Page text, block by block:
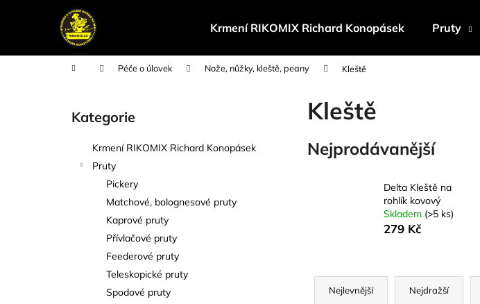
Krmení RIKOMIX Richard Konopásek Pruty
Domů Péče o úlovek Nože, nůžky, kleště, peany Kleště
Přeskočit
kategorie
Kategorie
Krmení RIKOMIX Richard Konopásek
Pruty
Pickery
Matchové, bolognesové pruty
Kaprové pruty
Přívlačové pruty
Feederové pruty
Teleskopické pruty
Spodové pruty
Kleště
Nejprodávanější
Delta Kleště na
rohlík kovový
Skladem (>5 ks)
279 Kč
Ř
Nejlevnější Nejdražší
í
Zpět
do
Zpět
do
Co potřebujete najít?
Doporučujeme